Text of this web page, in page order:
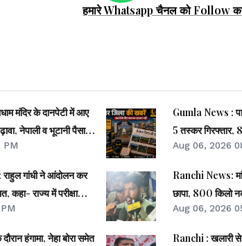
हमारे Whatsapp चैनल को Follow
मंदिर के दानपेटी में आए
नेपाली व भूटानी पैसा भी
PM
गांधी ने आंदोलन कर
कहा- राज्य में परीक्षा
हंगामा, नेहा बोरा समेत
Gumla News :
5 तस्कर गिरफ्तार,
Aug 06, 2026
Ranchi News:
छापा, 800 किलो
Aug 06, 2026
Ranchi : खलारी से